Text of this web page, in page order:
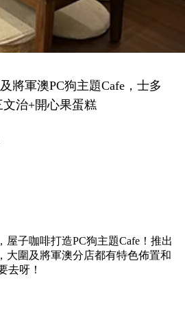
將軍澳PC狗主題Cafe，士多
文治+開心果蛋糕
屋子咖啡打造PC狗主題Cafe！推出
大圍及將軍澳分店都有特色佈置和
去呀！